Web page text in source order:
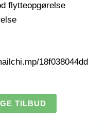
flytteopgørelse
18f038044dd
TILBUD